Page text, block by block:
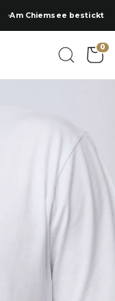
Am Chiemsee bestickt
0